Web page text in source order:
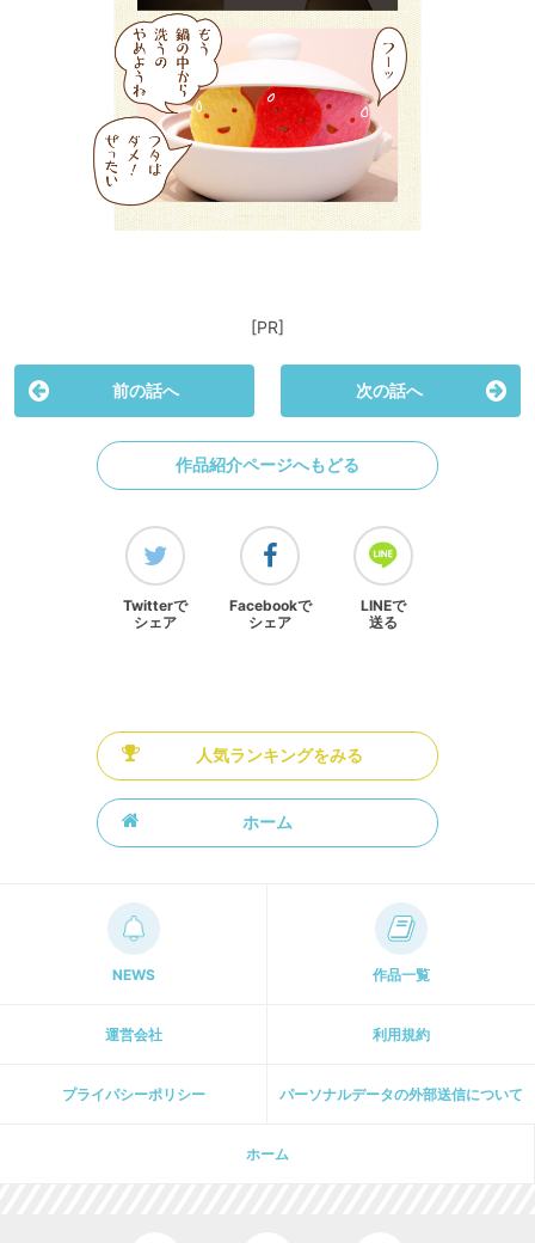
[PR]
前の話へ 次の話へ
作品紹介ページへもどる
Twitterで
シェア
Facebookで
シェア
LINEで
送る
人気ランキングをみる
ホーム
NEWS 作品一覧
運営会社 利用規約
プライパシーポリシー パーソナルデータの外部送信について
ホーム